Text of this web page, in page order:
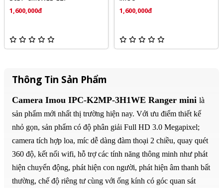
1,600,000đ
1,600,000đ
Thông Tin Sản Phẩm
Camera Imou IPC-K2MP-3H1WE Ranger mini là
sản phẩm mới nhất thị trường hiện nay. Với ưu điểm thiết kế
nhỏ gọn, sản phẩm có độ phân giải Full HD 3.0 Megapixel;
camera tích hợp loa, míc dễ dàng đàm thoại 2 chiều, quay quét
360 độ, kết nối wifi, hỗ trợ các tính năng thông minh như phát
hiện chuyển động, phát hiện con người, phát hiện âm thanh bất
thường, chế độ riêng tư cùng với ống kính có góc quan sát